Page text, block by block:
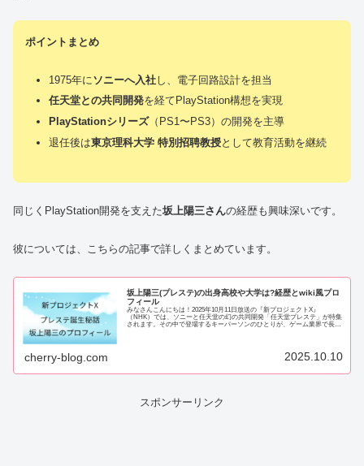
ポイントまとめ
1975年に ソニーへ入社し、電子回路設計を担当
任天堂との共同開発を経てPlayStation構想を実現
PlayStationシリーズ（PS1〜PS3）の開発を主導
退任後は東京理科大学 特別招聘教授として教育活動を継続
同じくPlayStation開発を支えた坂上陽三さんの経歴も興味深いです。
彼については、こちらの記事で詳しくまとめています。
坂上陽三(プレステ)の出身高校や大学は?経歴とwiki風プロ
フィール
みなさんこんにちは！2025年10月11日放送の『新プロジェクトX』
（NHK）では、ソニーと任天堂の幻の共同開発「任天堂プレステ」が特集
されます。その中で登場するキーパーソンのひとりが、ゲーム業界で長く
cherry-blog.com 2025.10.10
スポンサーリンク